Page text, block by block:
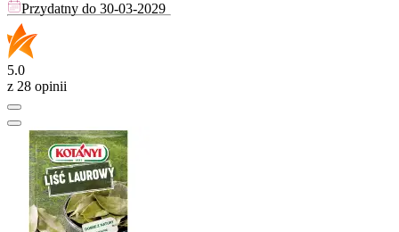
Przydatny do 30-03-2029
5.0
z 28 opinii